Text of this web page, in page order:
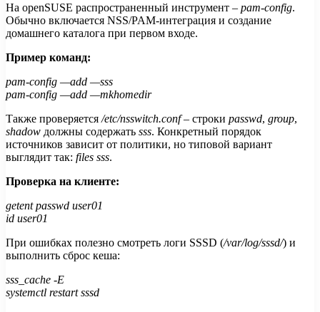
На openSUSE распространенный инструмент – pam-config.
Обычно включается NSS/PAM-интеграция и создание
домашнего каталога при первом входе.
Пример команд:
pam-config —add —sss
pam-config —add —mkhomedir
Также проверяется /etc/nsswitch.conf– строки passwd, group,
shadow должны содержать sss. Конкретный порядок
источников зависит от политики, но типовой вариант
выглядит так: files sss.
Проверка на клиенте:
getent passwd user01
id user01
При ошибках полезно смотреть логи SSSD (/var/log/sssd/) и
выполнить сброс кеша:
sss_cache -E
systemctl restart sssd